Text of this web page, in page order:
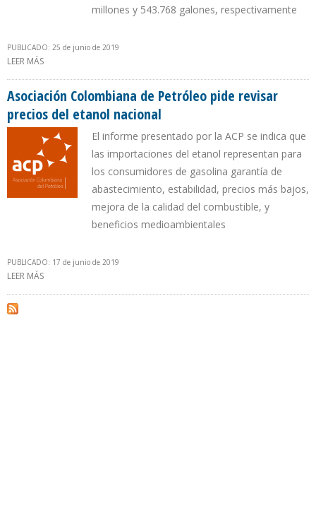
millones y 543.768 galones, respectivamente
PUBLICADO: 25 de junio de 2019
LEER MÁS
Asociación Colombiana de Petróleo pide revisar
precios del etanol nacional
El informe presentado por la ACP se indica que
las importaciones del etanol representan para
los consumidores de gasolina garantía de
abastecimiento, estabilidad, precios más bajos,
mejora de la calidad del combustible, y
beneficios medioambientales
PUBLICADO: 17 de junio de 2019
LEER MÁS